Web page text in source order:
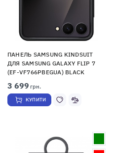
ПАНЕЛЬ SAMSUNG KINDSUIT
ДЛЯ SAMSUNG GALAXY FLIP 7
(EF-VF766PBEGUA) BLACK
3 699 грн.
КУПИТИ